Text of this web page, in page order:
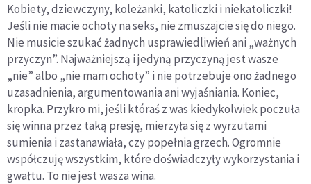
Kobiety, dziewczyny, koleżanki, katoliczki i niekatoliczki!
Jeśli nie macie ochoty na seks, nie zmuszajcie się do niego.
Nie musicie szukać żadnych usprawiedliwień ani „ważnych
przyczyn”. Najważniejszą i jedyną przyczyną jest wasze
„nie” albo „nie mam ochoty” i nie potrzebuje ono żadnego
uzasadnienia, argumentowania ani wyjaśniania. Koniec,
kropka. Przykro mi, jeśli któraś z was kiedykolwiek poczuła
się winna przez taką presję, mierzyła się z wyrzutami
sumienia i zastanawiała, czy popełnia grzech. Ogromnie
współczuję wszystkim, które doświadczyły wykorzystania i
gwałtu. To nie jest wasza wina.